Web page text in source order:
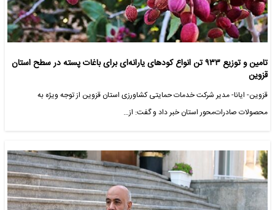
تامین و توزیع ۹۳۳ تن انواع کودهای یارانه‌ای برای باغات پسته در سطح استان
قزوین
قزوین- ایانا- مدیر شرکت خدمات حمایتی کشاورزی استان قزوین از توجه ویژه به
محصولات صادرات‌محور استان خبر داد و گفت: از…